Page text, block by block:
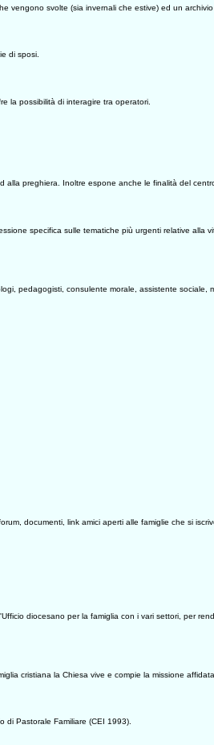
vengono svolte (sia invernali che estive) ed un
di sposi.
la possibilità di interagire tra operatori.
preghiera. Inoltre espone anche le finalità del
specifica sulle tematiche più urgenti relative alla
pedagogisti, consulente morale, assistente
documenti, link amici aperti alle famiglie che si
diocesano per la famiglia con i vari settori, per
cristiana la Chiesa vive e compie la missione
di Pastorale Familiare (CEI 1993).